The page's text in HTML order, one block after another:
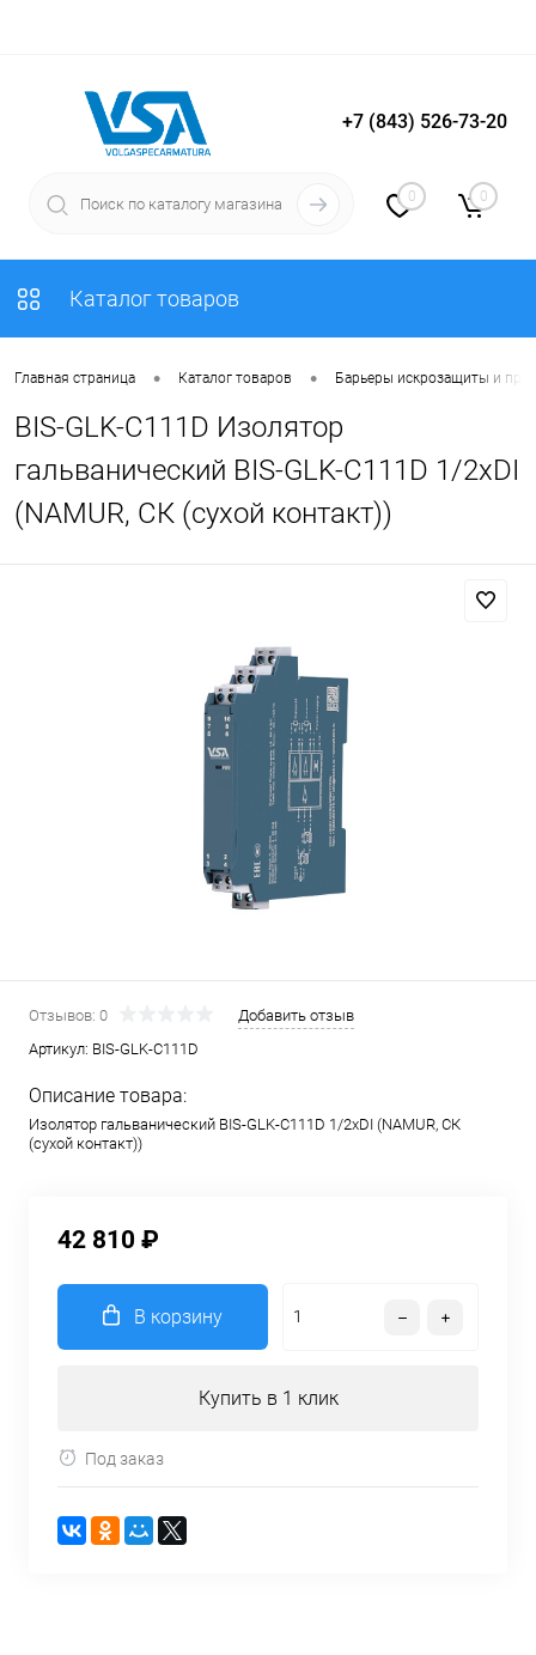
Вход Регистрация
+7 (843) 526-73-20
0 0
Каталог товаров
Главная страница • Каталог товаров • Барьеры искрозащиты и
BIS-GLK-C111D Изолятор
гальванический BIS-GLK-C111D 1/2хDI
(NAMUR, СК (сухой контакт))
Отзывов: 0
Добавить отзыв
Артикул: BIS-GLK-C111D
Описание товара:
Изолятор гальванический BIS-GLK-C111D 1/2хDI (NAMUR, СК
(сухой контакт))
42 810 ₽
В корзину
Купить в 1 клик
Под заказ